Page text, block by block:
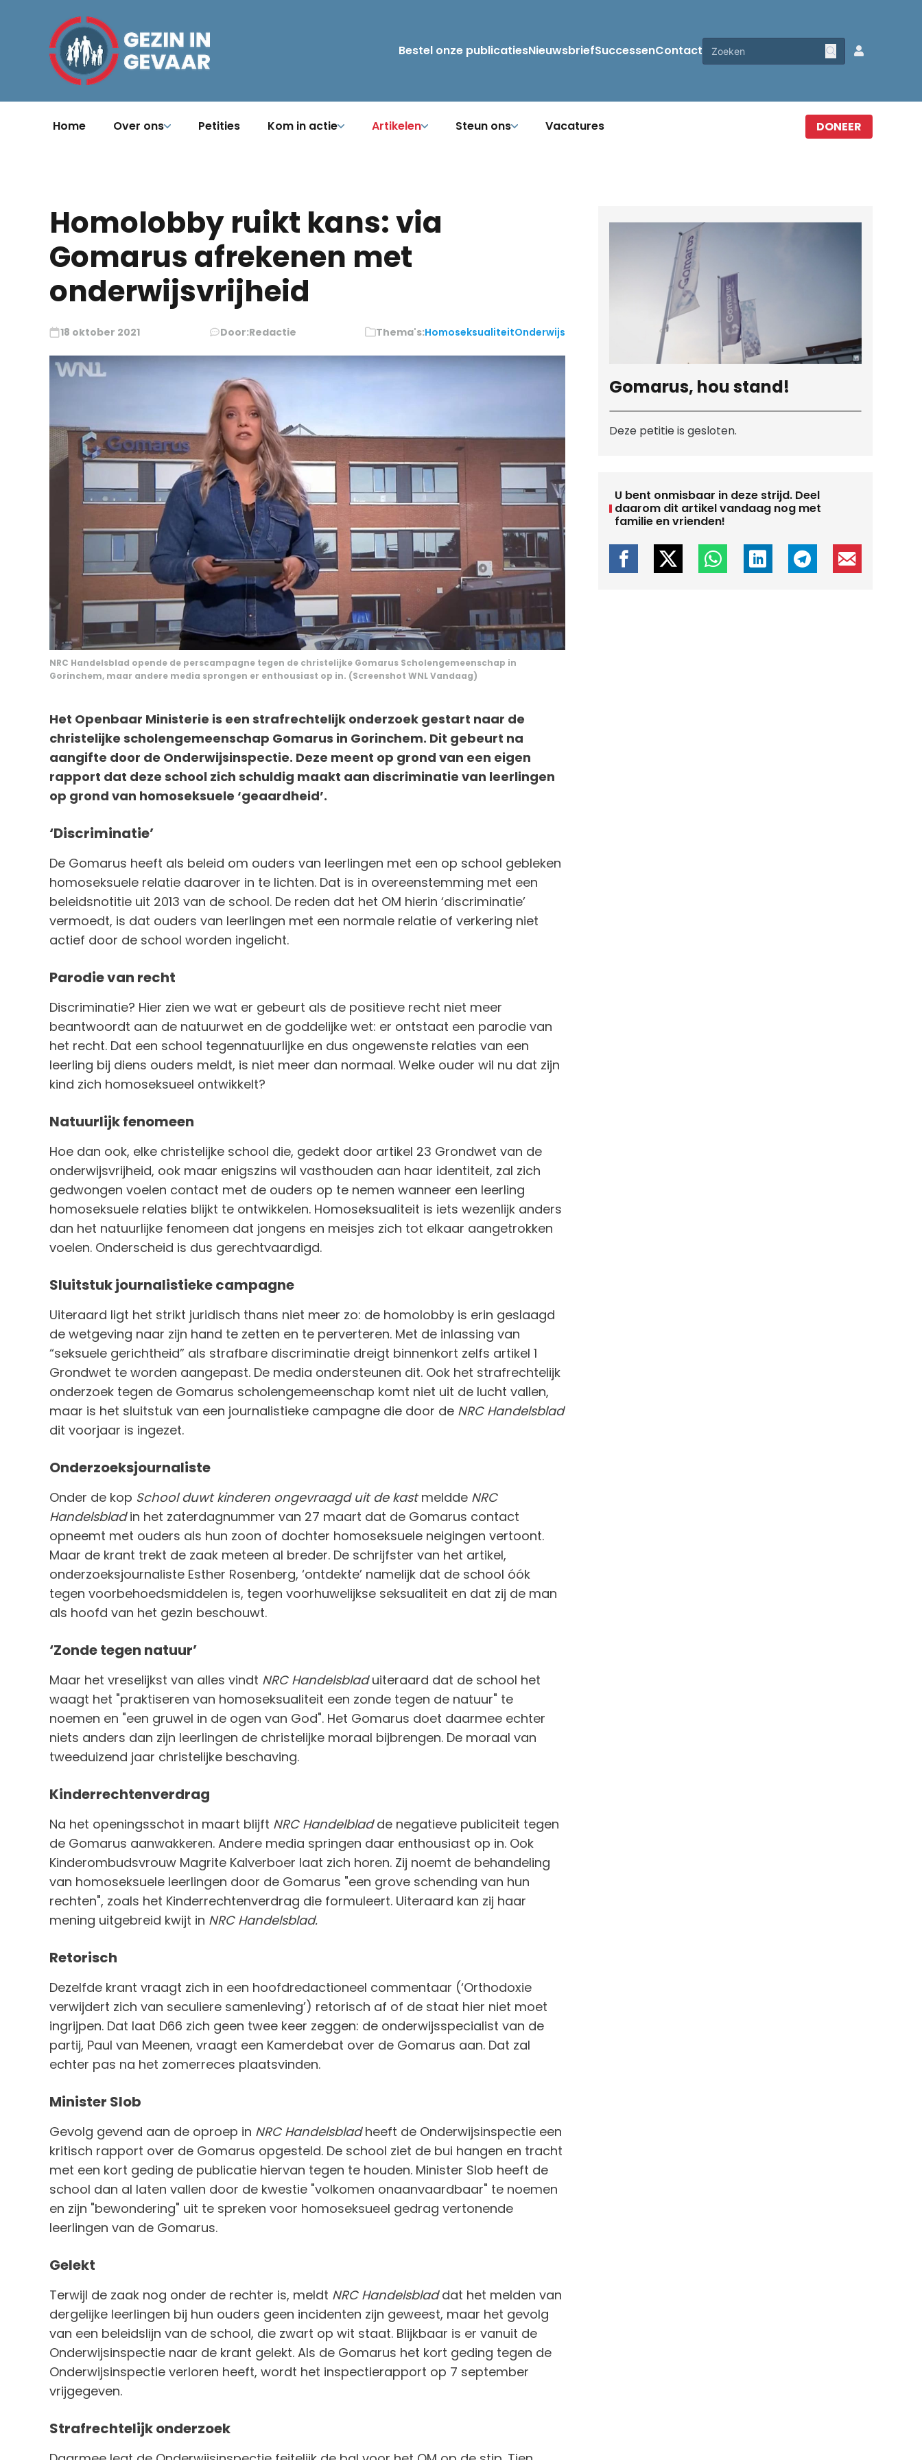
Bestel onze publicatiesNieuwsbriefSuccessenContact
Home Over ons Petities Kom in actie Artikelen Steun ons Vacatures DONEER
Homolobby ruikt kans: via
Gomarus afrekenen met
onderwijsvrijheid
18 oktober 2021 Door:Redactie Thema's:HomoseksualiteitOnderwijs
NRC Handelsblad opende de perscampagne tegen de christelijke Gomarus Scholengemeenschap in
Gorinchem, maar andere media sprongen er enthousiast op in. (Screenshot WNL Vandaag)
Het Openbaar Ministerie is een strafrechtelijk onderzoek gestart naar de
christelijke scholengemeenschap Gomarus in Gorinchem. Dit gebeurt na
aangifte door de Onderwijsinspectie. Deze meent op grond van een eigen
rapport dat deze school zich schuldig maakt aan discriminatie van leerlingen
op grond van homoseksuele ‘geaardheid’.
‘Discriminatie’
De Gomarus heeft als beleid om ouders van leerlingen met een op school gebleken
homoseksuele relatie daarover in te lichten. Dat is in overeenstemming met een
beleidsnotitie uit 2013 van de school. De reden dat het OM hierin ‘discriminatie’
vermoedt, is dat ouders van leerlingen met een normale relatie of verkering niet
actief door de school worden ingelicht.
Parodie van recht
Discriminatie? Hier zien we wat er gebeurt als de positieve recht niet meer
beantwoordt aan de natuurwet en de goddelijke wet: er ontstaat een parodie van
het recht. Dat een school tegennatuurlijke en dus ongewenste relaties van een
leerling bij diens ouders meldt, is niet meer dan normaal. Welke ouder wil nu dat zijn
kind zich homoseksueel ontwikkelt?
Natuurlijk fenomeen
Hoe dan ook, elke christelijke school die, gedekt door artikel 23 Grondwet van de
onderwijsvrijheid, ook maar enigszins wil vasthouden aan haar identiteit, zal zich
gedwongen voelen contact met de ouders op te nemen wanneer een leerling
homoseksuele relaties blijkt te ontwikkelen. Homoseksualiteit is iets wezenlijk anders
dan het natuurlijke fenomeen dat jongens en meisjes zich tot elkaar aangetrokken
voelen. Onderscheid is dus gerechtvaardigd.
Sluitstuk journalistieke campagne
Uiteraard ligt het strikt juridisch thans niet meer zo: de homolobby is erin geslaagd
de wetgeving naar zijn hand te zetten en te perverteren. Met de inlassing van
“seksuele gerichtheid” als strafbare discriminatie dreigt binnenkort zelfs artikel 1
Grondwet te worden aangepast. De media ondersteunen dit. Ook het strafrechtelijk
onderzoek tegen de Gomarus scholengemeenschap komt niet uit de lucht vallen,
maar is het sluitstuk van een journalistieke campagne die door de NRC Handelsblad
dit voorjaar is ingezet.
Onderzoeksjournaliste
Onder de kop School duwt kinderen ongevraagd uit de kastmeldde NRC
Handelsbladin het zaterdagnummer van 27 maart dat de Gomarus contact
opneemt met ouders als hun zoon of dochter homoseksuele neigingen vertoont.
Maar de krant trekt de zaak meteen al breder. De schrijfster van het artikel,
onderzoeksjournaliste Esther Rosenberg, ‘ontdekte’ namelijk dat de school óók
tegen voorbehoedsmiddelen is, tegen voorhuwelijkse seksualiteit en dat zij de man
als hoofd van het gezin beschouwt.
‘Zonde tegen natuur’
Maar het vreselijkst van alles vindt NRC Handelsbladuiteraard dat de school het
waagt het "praktiseren van homoseksualiteit een zonde tegen de natuur" te
noemen en "een gruwel in de ogen van God". Het Gomarus doet daarmee echter
niets anders dan zijn leerlingen de christelijke moraal bijbrengen. De moraal van
tweeduizend jaar christelijke beschaving.
Kinderrechtenverdrag
Na het openingsschot in maart blijft NRC Handelbladde negatieve publiciteit tegen
de Gomarus aanwakkeren. Andere media springen daar enthousiast op in. Ook
Kinderombudsvrouw Magrite Kalverboer laat zich horen. Zij noemt de behandeling
van homoseksuele leerlingen door de Gomarus "een grove schending van hun
rechten", zoals het Kinderrechtenverdrag die formuleert. Uiteraard kan zij haar
mening uitgebreid kwijt in NRC Handelsblad.
Retorisch
Dezelfde krant vraagt zich in een hoofdredactioneel commentaar (‘Orthodoxie
verwijdert zich van seculiere samenleving’) retorisch af of de staat hier niet moet
ingrijpen. Dat laat D66 zich geen twee keer zeggen: de onderwijsspecialist van de
partij, Paul van Meenen, vraagt een Kamerdebat over de Gomarus aan. Dat zal
echter pas na het zomerreces plaatsvinden.
Minister Slob
Gevolg gevend aan de oproep in NRC Handelsbladheeft de Onderwijsinspectie een
kritisch rapport over de Gomarus opgesteld. De school ziet de bui hangen en tracht
met een kort geding de publicatie hiervan tegen te houden. Minister Slob heeft de
school dan al laten vallen door de kwestie "volkomen onaanvaardbaar" te noemen
en zijn "bewondering" uit te spreken voor homoseksueel gedrag vertonende
leerlingen van de Gomarus.
Gelekt
Terwijl de zaak nog onder de rechter is, meldt NRC Handelsbladdat het melden van
dergelijke leerlingen bij hun ouders geen incidenten zijn geweest, maar het gevolg
van een beleidslijn van de school, die zwart op wit staat. Blijkbaar is er vanuit de
Onderwijsinspectie naar de krant gelekt. Als de Gomarus het kort geding tegen de
Onderwijsinspectie verloren heeft, wordt het inspectierapport op 7 september
vrijgegeven.
Strafrechtelijk onderzoek
Gomarus, hou stand!
Deze petitie is gesloten.
U bent onmisbaar in deze strijd. Deel
daarom dit artikel vandaag nog met
familie en vrienden!